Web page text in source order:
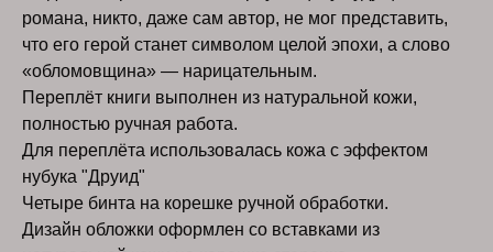
романа, никто, даже сам автор, не мог представить,
что его герой станет символом целой эпохи, а слово
«обломовщина» — нарицательным.
Переплёт книги выполнен из натуральной кожи,
полностью ручная работа.
Для переплёта использовалась кожа с эффектом
нубука "Друид"
Четыре бинта на корешке ручной обработки.
Дизайн обложки оформлен со вставками из